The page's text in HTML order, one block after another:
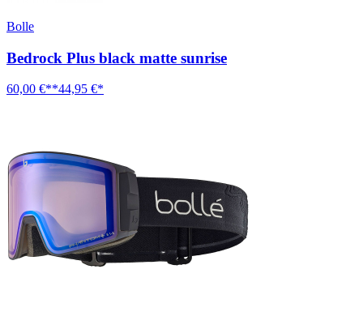
Bolle
Bedrock Plus black matte sunrise
60,00 €**44,95 €*